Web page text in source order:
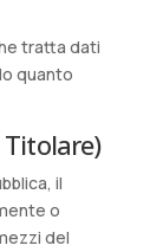
tratta dati
quanto
il
o
del